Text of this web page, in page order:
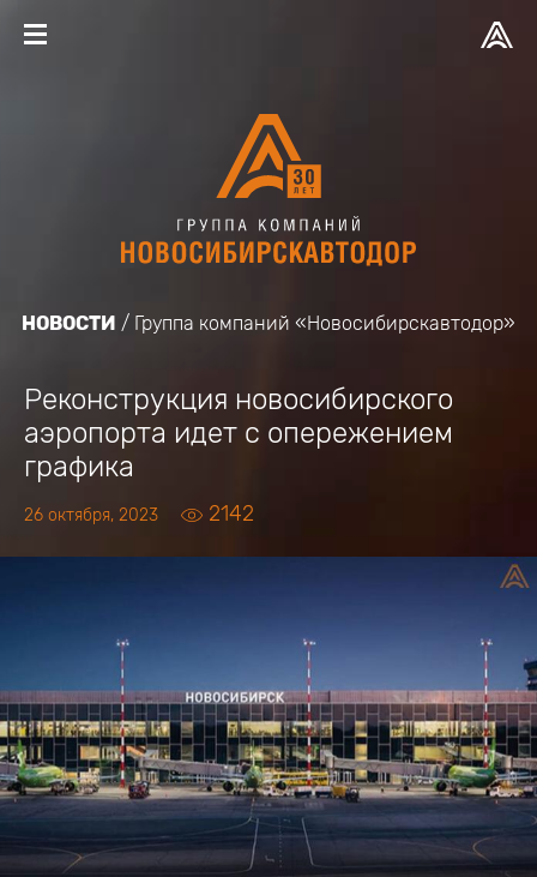
НОВОСТИ Группа компаний «Новосибирскавтодор»
Реконструкция новосибирского
аэропорта идет с опережением
графика
26 октября, 2023 2142